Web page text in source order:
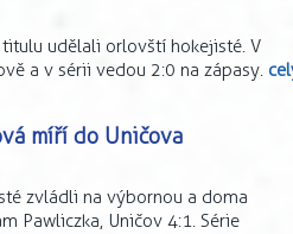
udělali orlovští hokejisté. V
a v sérii vedou 2:0 na zápasy.
míří do Uničova
zvládli na výbornou a doma
Pawliczka, Uničov 4:1. Série